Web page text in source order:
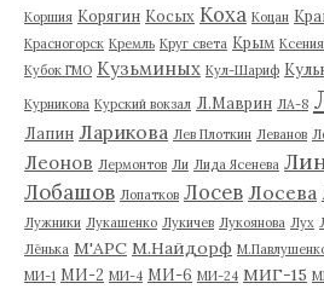
Коршия Корягин Косых Коха Коцан
Красногорск Кремль Круг света Крым
Кубок ГМО Кузьминых Кул-Шариф
Курникова Курский вокзал Л.Маврин ЛА-8
Лапин Ларикова Лев Плоткин Леванов
Леонов Лермонтов Ли Лида Ясенева
Лобашов Лопатков Лосев Лосева
Лужники Лукашенко Лукичев Лукоянова Лух
Лёнька М'АРС М.Найдорф
МИ-1 МИ-2 МИ-4 МИ-6 МИ-24 МИГ-15